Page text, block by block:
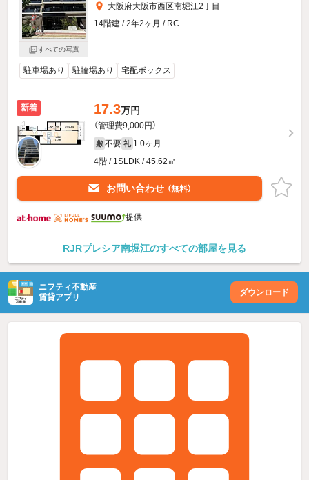
すべての写真
大阪府大阪市西区南堀江2丁目
14階建 / 2年2ヶ月 / RC
駐車場あり 駐輪場あり 宅配ボックス
新着 17.3万円
（管理費9,000円）
敷 不要 礼 1.0ヶ月
4階 / 1SLDK / 45.62㎡
お問い合わせ （無料）
提供
RJRプレシア南堀江のすべての部屋を見る
ニフティ不動産
賃貸アプリ
ダウンロード